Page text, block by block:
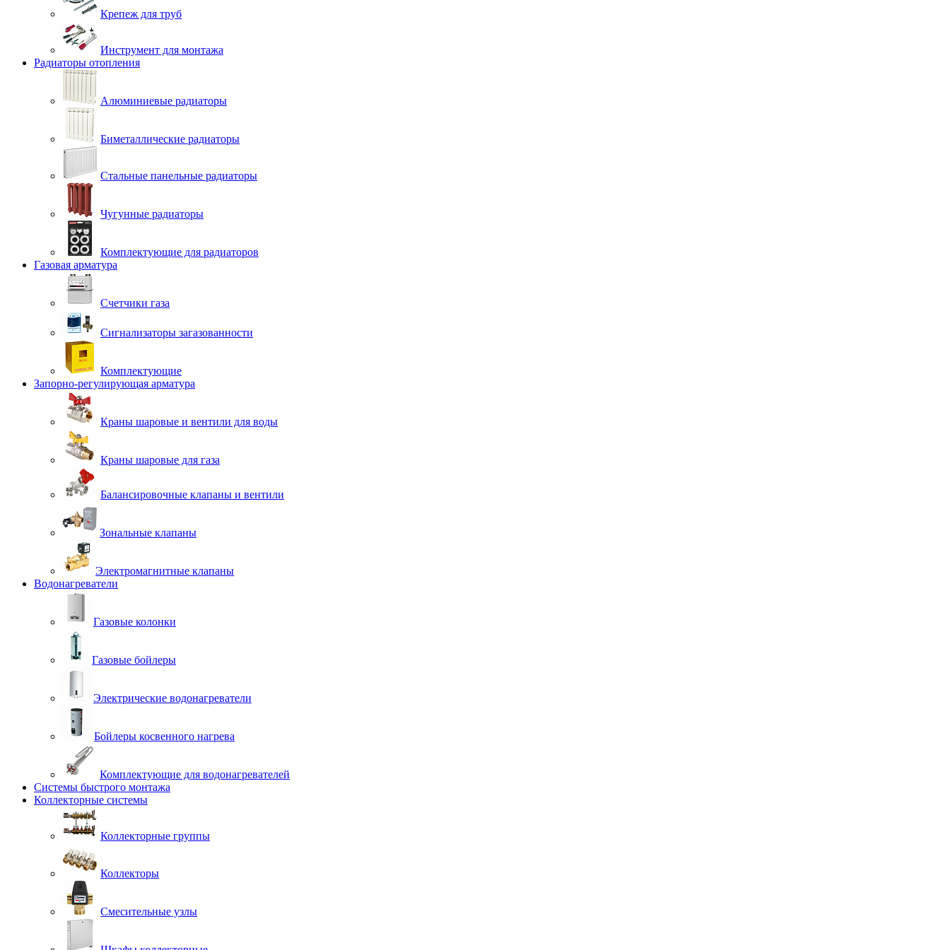
Крепеж для труб
Инструмент для монтажа
Радиаторы отопления
Алюминиевые радиаторы
Биметаллические радиаторы
Стальные панельные радиаторы
Чугунные радиаторы
Комплектующие для радиаторов
Газовая арматура
Счетчики газа
Сигнализаторы загазованности
Комплектующие
Запорно-регулирующая арматура
Краны шаровые и вентили для воды
Краны шаровые для газа
Балансировочные клапаны и вентили
Зональные клапаны
Электромагнитные клапаны
Водонагреватели
Газовые колонки
Газовые бойлеры
Электрические водонагреватели
Бойлеры косвенного нагрева
Комплектующие для водонагревателей
Системы быстрого монтажа
Коллекторные системы
Коллекторные группы
Коллекторы
Смесительные узлы